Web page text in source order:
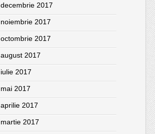
decembrie 2017
noiembrie 2017
octombrie 2017
august 2017
iulie 2017
mai 2017
aprilie 2017
martie 2017